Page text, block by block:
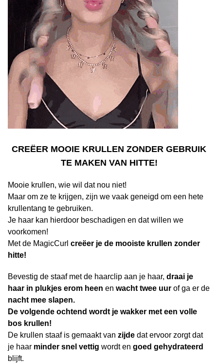
CREËER MOOIE KRULLEN ZONDER GEBRUIK
TE MAKEN VAN HITTE!
Mooie krullen, wie wil dat nou niet!
Maar om ze te krijgen, zijn we vaak geneigd om een hete
krullentang te gebruiken.
Je haar kan hierdoor beschadigen en dat willen we
voorkomen!
Met de MagicCurl creëer je de mooiste krullen zonder
hitte!
Bevestig de staaf met de haarclip aan je haar, draai je
haar in plukjes erom heen en wacht twee uur of ga er de
nacht mee slapen.
De volgende ochtend wordt je wakker met een volle
bos krullen!
De krullen staaf is gemaakt van zijde dat ervoor zorgt dat
je haar minder snel vettig wordt en goed gehydrateerd
blijft.